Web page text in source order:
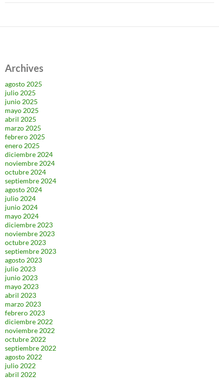
Archives
agosto 2025
julio 2025
junio 2025
mayo 2025
abril 2025
marzo 2025
febrero 2025
enero 2025
diciembre 2024
noviembre 2024
octubre 2024
septiembre 2024
agosto 2024
julio 2024
junio 2024
mayo 2024
diciembre 2023
noviembre 2023
octubre 2023
septiembre 2023
agosto 2023
julio 2023
junio 2023
mayo 2023
abril 2023
marzo 2023
febrero 2023
diciembre 2022
noviembre 2022
octubre 2022
septiembre 2022
agosto 2022
julio 2022
abril 2022